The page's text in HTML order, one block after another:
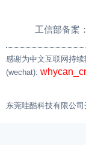
工信部备案：
感谢为中文互联网持续
(wechat):
东莞哇酷科技有限公司